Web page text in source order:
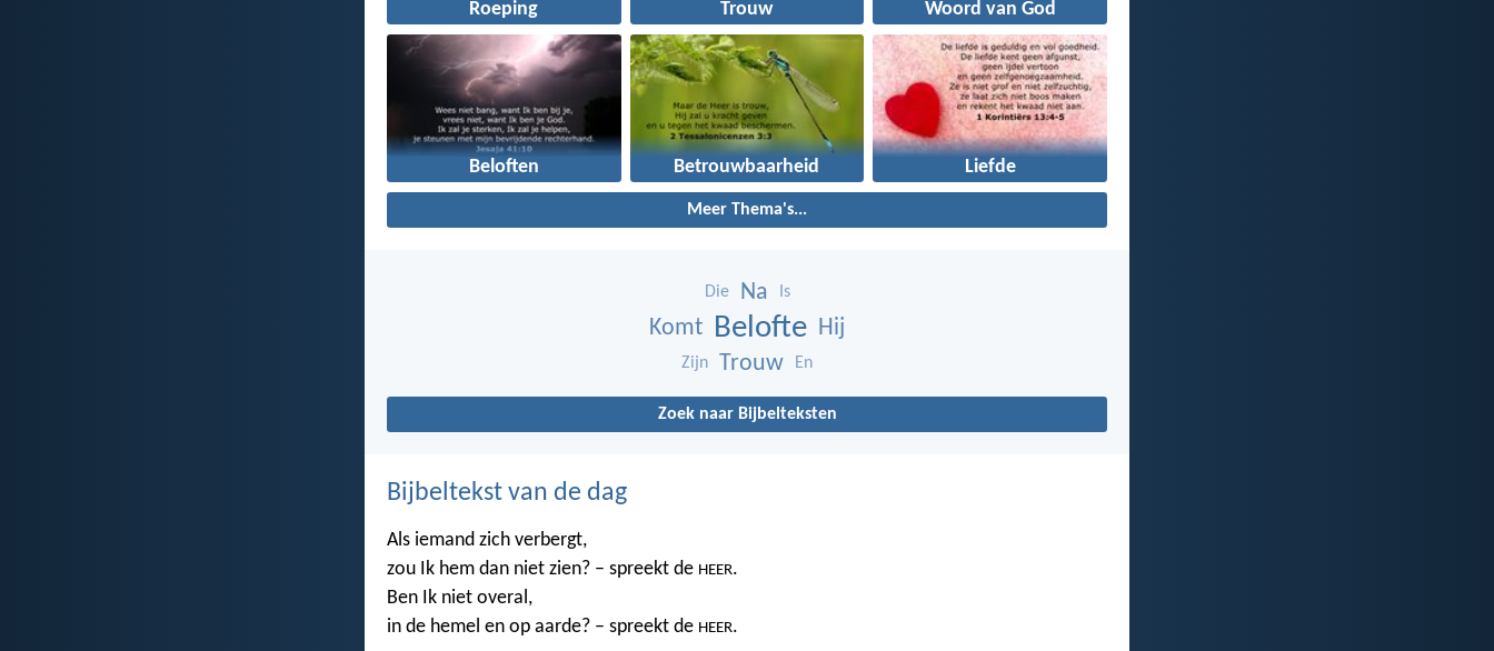
Roeping Trouw Woord van God
Beloften Betrouwbaarheid Liefde
Meer Thema's...
Die Na Is
Komt Belofte Hij
Zijn Trouw En
Zoek naar Bijbelteksten
Bijbeltekst van de dag
Als iemand zich verbergt,
zou Ik hem dan niet zien? – spreekt de HEER.
Ben Ik niet overal,
in de hemel en op aarde? – spreekt de HEER.